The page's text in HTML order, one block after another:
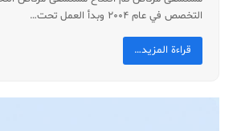
التخصص في عام 2004 وبدأ العمل تحت…
قراءة المزيد…